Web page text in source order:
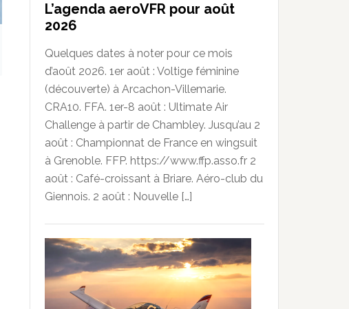
L’agenda aeroVFR pour août
2026
Quelques dates à noter pour ce mois
d’août 2026. 1er août : Voltige féminine
(découverte) à Arcachon-Villemarie.
CRA10. FFA. 1er-8 août : Ultimate Air
Challenge à partir de Chambley. Jusqu’au 2
août : Championnat de France en wingsuit
à Grenoble. FFP. https://www.ffp.asso.fr 2
août : Café-croissant à Briare. Aéro-club du
Giennois. 2 août : Nouvelle […]